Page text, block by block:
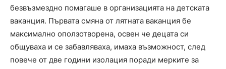
безвъзмездно помагаше в организацията на детската
ваканция. Първата смяна от лятната ваканция бе
максимално оползотворена, освен че децата си
общуваха и се забавляваха, имаха възможност, след
повече от две години изолация поради мерките за